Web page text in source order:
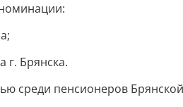
г. Брянска.
среди пенсионеров